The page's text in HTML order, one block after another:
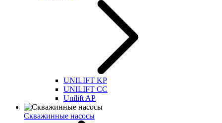
UNILIFT KP
UNILIFT CC
Unilift AP
Скважинные насосы